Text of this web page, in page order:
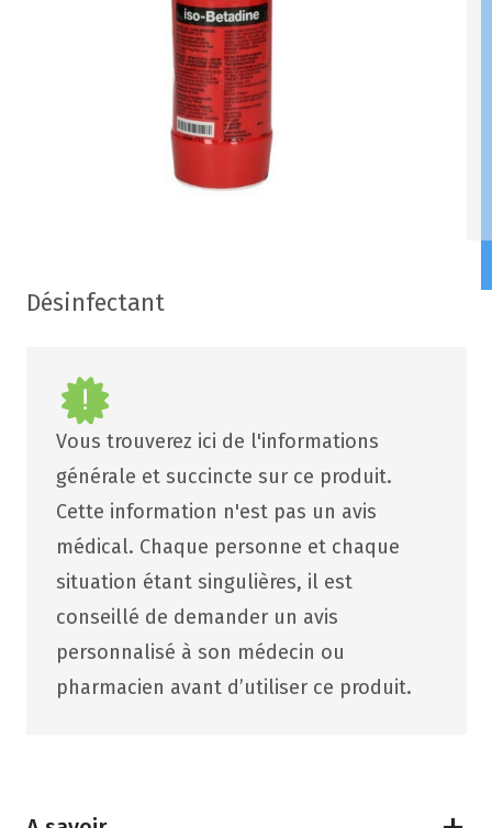
Désinfectant
Vous trouverez ici de l'informations
générale et succincte sur ce produit.
Cette information n'est pas un avis
médical. Chaque personne et chaque
situation étant singulières, il est
conseillé de demander un avis
personnalisé à son médecin ou
pharmacien avant d’utiliser ce produit.